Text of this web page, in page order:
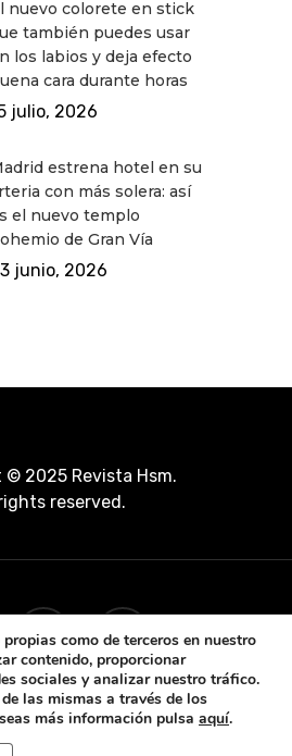
nuevo colorete en stick
también puedes usar
los labios y deja efecto
cara durante horas
julio, 2026
estrena hotel en su
con más solera: así
el nuevo templo
de Gran Vía
junio, 2026
© 2025 Revista Hsm.
reserved.
como de terceros en nuestro
contenido, proporcionar
sociales y analizar nuestro tráfico.
las mismas a través de los
más información pulsa aquí.